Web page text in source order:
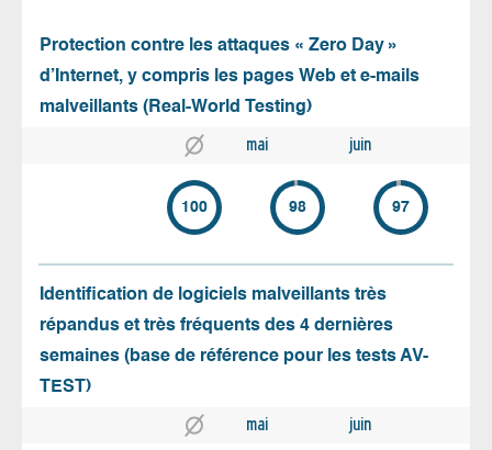
Protection contre les attaques « Zero Day »
d’Internet, y compris les pages Web et e-mails
malveillants (Real-World Testing)
mai juin
100 98 97
Identification de logiciels malveillants très
répandus et très fréquents des 4 dernières
semaines (base de référence pour les tests AV-
TEST)
mai juin